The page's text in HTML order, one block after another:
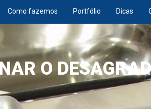
Como fazemos Portfólio Dicas
O